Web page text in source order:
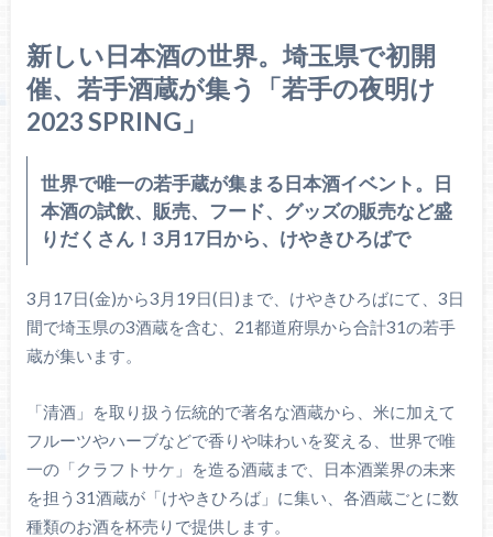
新しい日本酒の世界。埼玉県で初開
催、若手酒蔵が集う「若手の夜明け
2023 SPRING」
世界で唯一の若手蔵が集まる日本酒イベント。日
本酒の試飲、販売、フード、グッズの販売など盛
りだくさん！3月17日から、けやきひろばで
3月17日(金)から3月19日(日)まで、けやきひろばにて、3日
間で埼玉県の3酒蔵を含む、21都道府県から合計31の若手
蔵が集います。
「清酒」を取り扱う伝統的で著名な酒蔵から、米に加えて
フルーツやハーブなどで香りや味わいを変える、世界で唯
一の「クラフトサケ」を造る酒蔵まで、日本酒業界の未来
を担う31酒蔵が「けやきひろば」に集い、各酒蔵ごとに数
種類のお酒を杯売りで提供します。